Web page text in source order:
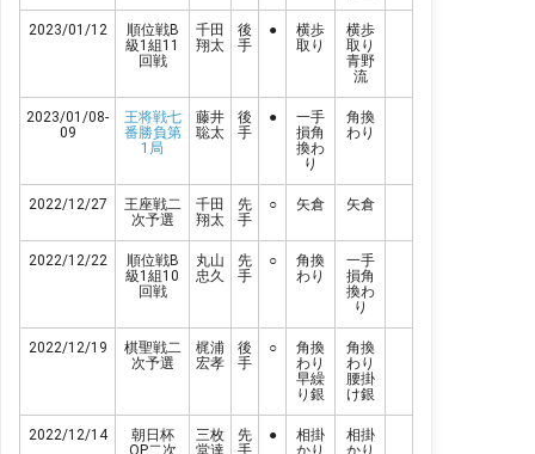
2023/01/12
順位戦B
級1組11
回戦
千田
翔太
後
手
●
横歩
取り
横歩
取り
青野
流
2023/01/08-
09
王将戦七
番勝負第
1局
藤井
聡太
後
手
●
一手
損角
換わ
り
角換
わり
2022/12/27
王座戦二
次予選
千田
翔太
先
手
○ 矢倉 矢倉
2022/12/22
順位戦B
級1組10
回戦
丸山
忠久
先
手
○
角換
わり
一手
損角
換わ
り
2022/12/19
棋聖戦二
次予選
梶浦
宏孝
後
手
○
角換
わり
早繰
り銀
角換
わり
腰掛
け銀
2022/12/14
朝日杯
三枚
先
●
相掛
相掛